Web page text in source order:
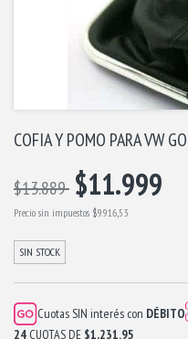
COFIA Y POMO PARA VW
$13.889 $11.999
Precio sin impuestos $9.916,53
SIN STOCK
Cuotas SIN interés con DÉBITO
24 CUOTAS DE $1.231,95